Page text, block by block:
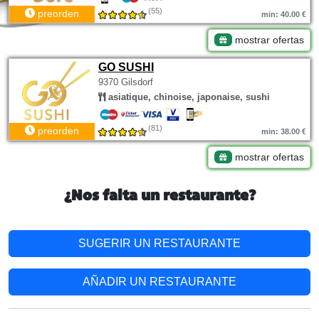
preorden (55) min: 40.00 €
mostrar ofertas
GO SUSHI
9370 Gilsdorf
asiatique, chinoise, japonaise, sushi
preorden (81) min: 38.00 €
mostrar ofertas
¿Nos falta un restaurante?
SUGERIR UN RESTAURANTE
AÑADIR UN RESTAURANTE